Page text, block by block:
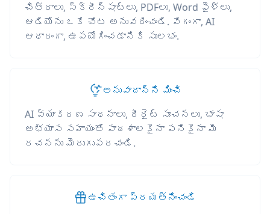
చిత్రాలు, స్క్రీన్‌షాట్‌లు, PDFలు, Word ఫైళ్లు,
ఆడియోను ఒకే చోట అనువదించండి. వేగంగా, AI
ఆధారంగా, ఉపయోగించడానికి సులభం.
అనువాదాన్ని మించి
AI వ్యాకరణ సాధనాలు, రీరైట్ సూచనలు, భాషా
అభ్యాస సహాయంతో పాఠశాలకైనా పనికైనా మీ
రచనను మెరుగుపరచండి.
ఉచితంగా ప్రయత్నించండి